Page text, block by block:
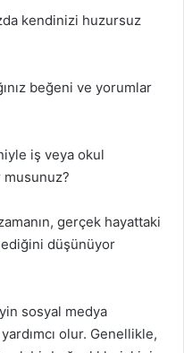
kendinizi huzursuz
beğeni ve yorumlar
iş veya okul
musunuz?
gerçek hayattaki
düşünüyor
sosyal medya
olur. Genellikle,